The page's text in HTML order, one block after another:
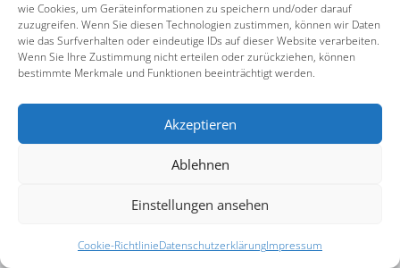
wie Cookies, um Geräteinformationen zu speichern und/oder darauf
zuzugreifen. Wenn Sie diesen Technologien zustimmen, können wir Daten
wie das Surfverhalten oder eindeutige IDs auf dieser Website verarbeiten.
Wenn Sie Ihre Zustimmung nicht erteilen oder zurückziehen, können
bestimmte Merkmale und Funktionen beeinträchtigt werden.
Akzeptieren
Ablehnen
Einstellungen ansehen
Cookie-RichtlinieDatenschutzerklärungImpressum
AGB
GALERIE VOM 21. DEUTSCHEN SACHVERSTÄNDIGENTAG